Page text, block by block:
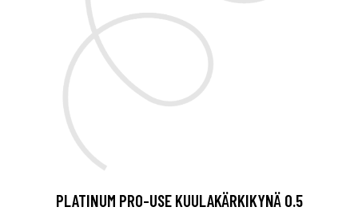
PLATINUM PRO-USE KUULAKÄRKIKYNÄ 0.5